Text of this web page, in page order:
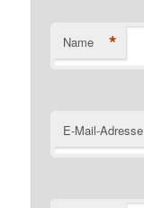
Name *
E-Mail-Adresse